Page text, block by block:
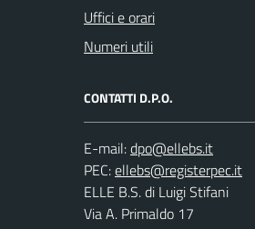
Uffici e orari
Numeri utili
CONTATTI D.P.O.
E-mail:
PEC:
ELLE B.S. di Luigi Stifani
Via A. Primaldo 17